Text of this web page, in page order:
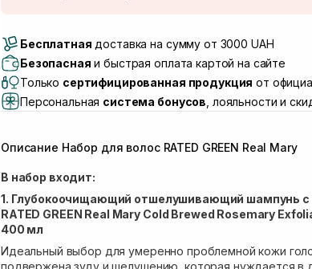
Самовывоз г. Луцк, Винниченка 4
Самовывоз г. Львов, ул. Академика Подстригача,
Самовывоз Львов (Ивана Франко 36)
Самовывоз г. Львов ул. Степана Бандеры 43
Самовывоз г. Ровно, ул. Кулика и Гудачека 23 (ТЦ
Бесплатная доставка на сумму от 3000 UAH
Безопасная и быстрая оплата картой на сайте
Только сертифицированная продукция от
Персональная система бонусов , лояльности и
Описание Набор для волос RATED GREEN Real Mary
В набор входит:
1. Глубокоочищающий отшелушивающий шампунь с
RATED GREEN Real Mary Cold Brewed Rosemary
400 мл
Идеальный выбор для умеренно проблемной кожи
подвержена зуду и шелушению, которая нуждается в